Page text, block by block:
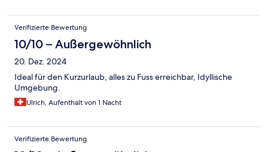
Verifizierte Bewertung
10/10 – Außergewöhnlich
20. Dez. 2024
Ideal für den Kurzurlaub, alles zu Fuss erreichbar, Idyllische
Umgebung.
Ulrich, Aufenthalt von 1 Nacht
Verifizierte Bewertung